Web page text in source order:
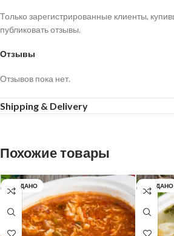
Отзывы
Отзывов пока нет.
Только зарегистрированные клиенты,
публиковать отзывы.
Shipping & Delivery
Похожие товары
ПРОДАНО ПРОДАНО